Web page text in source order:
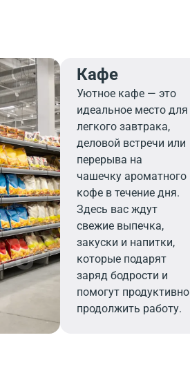
Кафе
Уютное кафе — это
идеальное место для
легкого завтрака,
деловой встречи или
перерыва на
чашечку ароматного
кофе в течение дня.
Здесь вас ждут
свежие выпечка,
закуски и напитки,
которые подарят
заряд бодрости и
помогут продуктивно
продолжить работу.